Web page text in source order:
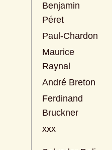
Benjamin
Péret
Paul-Chardon
Maurice
Raynal
André Breton
Ferdinand
Bruckner
xxx